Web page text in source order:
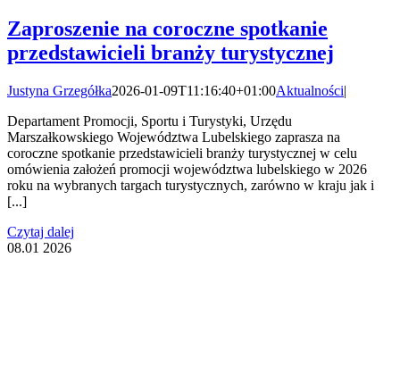
Zaproszenie na coroczne spotkanie
przedstawicieli branży turystycznej
Justyna Grzegółka2026-01-09T11:16:40+01:00Aktualności|
Departament Promocji, Sportu i Turystyki, Urzędu
Marszałkowskiego Województwa Lubelskiego zaprasza na
coroczne spotkanie przedstawicieli branży turystycznej w celu
omówienia założeń promocji województwa lubelskiego w 2026
roku na wybranych targach turystycznych, zarówno w kraju jak i
[...]
Czytaj dalej
08.01 2026